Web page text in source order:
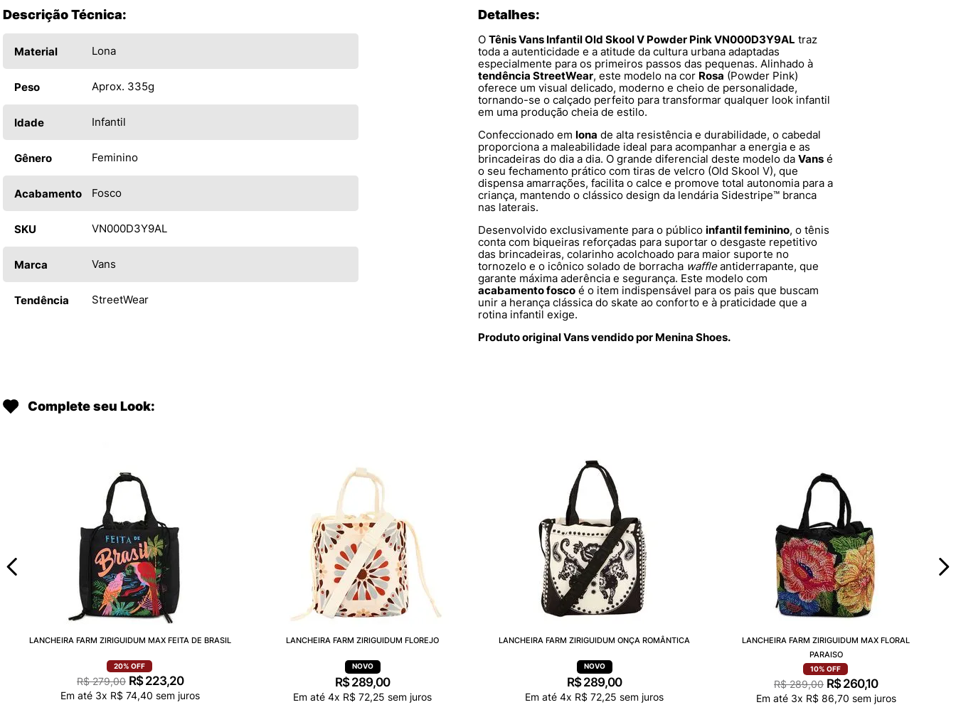
Descrição Técnica:
Material Lona
Peso Aprox. 335g
Idade Infantil
Gênero Feminino
Acabamento Fosco
SKU VN000D3Y9AL
Marca Vans
Tendência StreetWear
Detalhes:
O Tênis Vans Infantil Old Skool V Powder Pink VN000D3Y9AL traz
toda a autenticidade e a atitude da cultura urbana adaptadas
especialmente para os primeiros passos das pequenas. Alinhado à
tendência StreetWear, este modelo na cor Rosa (Powder Pink)
oferece um visual delicado, moderno e cheio de personalidade,
tornando-se o calçado perfeito para transformar qualquer look infantil
em uma produção cheia de estilo.
Confeccionado em lona de alta resistência e durabilidade, o cabedal
proporciona a maleabilidade ideal para acompanhar a energia e as
brincadeiras do dia a dia. O grande diferencial deste modelo da Vans é
o seu fechamento prático com tiras de velcro (Old Skool V), que
dispensa amarrações, facilita o calce e promove total autonomia para a
criança, mantendo o clássico design da lendária Sidestripe™ branca
nas laterais.
Desenvolvido exclusivamente para o público infantil feminino, o tênis
conta com biqueiras reforçadas para suportar o desgaste repetitivo
das brincadeiras, colarinho acolchoado para maior suporte no
tornozelo e o icônico solado de borracha waffleantiderrapante, que
garante máxima aderência e segurança. Este modelo com
acabamento fosco é o item indispensável para os pais que buscam
unir a herança clássica do skate ao conforto e à praticidade que a
rotina infantil exige.
Produto original Vans vendido por Menina Shoes.
Complete seu Look:
LANCHEIRA FARM ZIRIGUIDUM MAX FEITA DE BRASIL
20% OFF
R$ 279,00 R$ 223,20
Em até 3x R$ 74,40 sem juros
LANCHEIRA FARM ZIRIGUIDUM FLOREJO
R$ 289,00
Em até 4x R$ 72,25 sem juros
LANCHEIRA FARM ZIRIGUIDUM ONÇA ROMÂNTICA
R$ 289,00
Em até 4x R$ 72,25 sem juros
LANCHEIRA FARM ZIRIGUIDUM MAX FLORAL
PARAISO
10% OFF
R$ 289,00 R$ 260,10
Em até 3x R$ 86,70 sem juros